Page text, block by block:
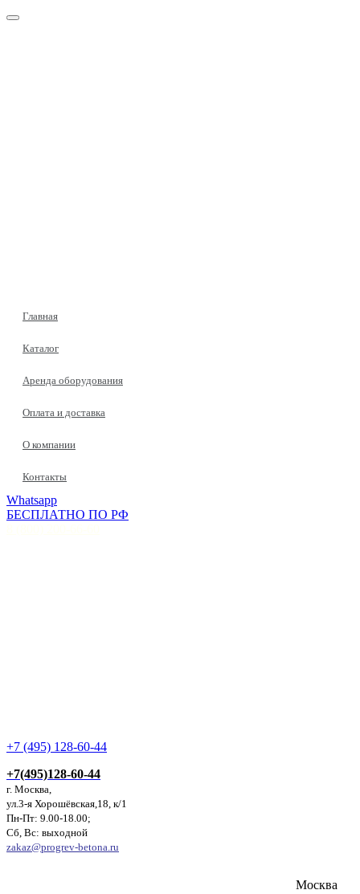
Главная
Каталог
Аренда оборудования
Оплата и доставка
О компании
Контакты
Whatsapp
БЕСПЛАТНО ПО РФ
+7 (495) 128-60-44
+7(495)128-60-44
г. Москва,
ул.3-я Хорошёвская,18, к/1
Пн-Пт: 9.00-18.00;
Сб, Вс: выходной
zakaz@progrev-betona.ru
Москва